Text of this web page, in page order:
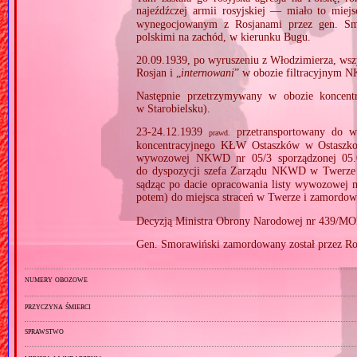
najeźdźczej armii rosyjskiej — miało to
wynegocjowanym z Rosjanami przez gen.
polskimi na zachód, w kierunku Bugu.
20.09.1939, po wyruszeniu z Włodzimierza,
Rosjan i „internowani” w obozie filtracyjnym
Następnie przetrzymywany w obozie
w Starobielsku).
23‐24.12.1939prawd.
przetransportowany do
koncentracyjnego KŁW Ostaszków w
wywozowej NKWD nr 05/3 sporządzonej
do dyspozycji szefa Zarządu NKWD w
sądząc po dacie opracowania listy
potem) do miejsca straceń w Twerze i
Decyzją Ministra Obrony Narodowej nr 439/
Gen. Smorawiński zamordowany został przez
numery obozowe
przyczyna śmierci
sprawstwo